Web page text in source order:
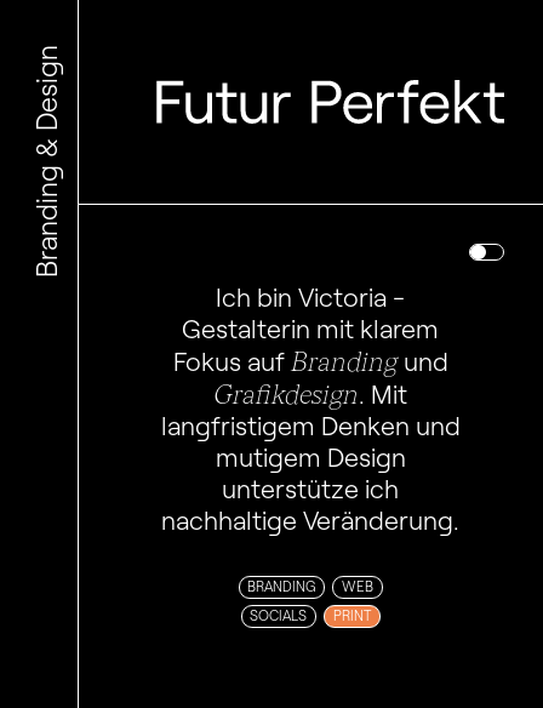
Branding & Design
Ich bin Victoria -
Gestalterin mit klarem
Fokus auf Brandingund
Grafikdesign. Mit
langfristigem Denken und
mutigem Design
unterstütze ich
nachhaltige Veränderung.
BRANDING
WEB
SOCIALS
PRINT